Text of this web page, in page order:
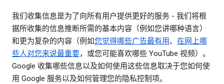
我们收集信息是为了向所有用户提供更好的服务 - 我们将根
据所收集的信息推断所需的基本内容（例如您讲哪种语言）
和更为复杂的内容（例如您觉得哪些广告最有用、 在网上哪
些人对您来说最重要，或您可能喜欢哪些 YouTube 视频）。
Google 收集哪些信息以及如何使用这些信息取决于您如何使
用 Google 服务以及如何管理您的隐私控制项。